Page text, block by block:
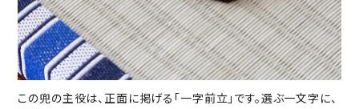
この兜の主役は、正面に掲げる「一字前立」です。選ぶ一文字に、